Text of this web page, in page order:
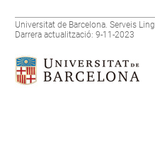
Universitat de Barcelona. Serveis
Darrera actualització: 9-11-2023